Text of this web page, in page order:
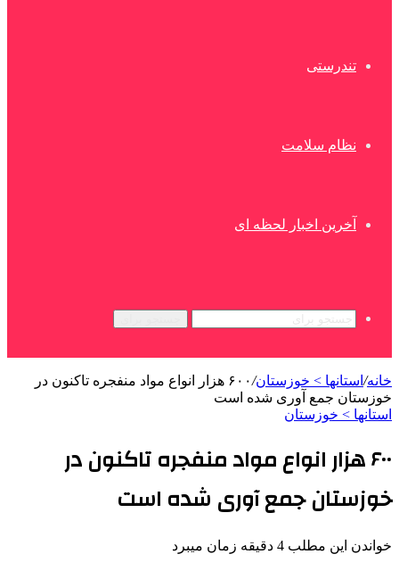
تندرستی
نظام سلامت
آخرین اخبار لحظه ای
خانه/ استانها > خوزستان/
۶۰۰ هزار انواع مواد منفجره تاکنون در
خوزستان جمع آوری شده است
استانها > خوزستان
۶۰۰ هزار انواع مواد منفجره تاکنون در
خوزستان جمع آوری شده است
خواندن این مطلب 4 دقیقه زمان میبرد